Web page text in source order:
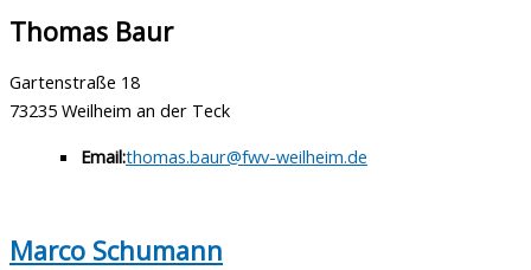
Thomas Baur
Gartenstraße 18
73235 Weilheim an der Teck
Email:thomas.baur@fwv-weilheim.de
Marco Schumann